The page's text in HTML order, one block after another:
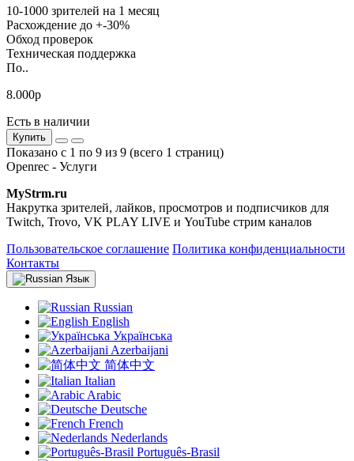
10-1000 зрителей на 1 месяц
Расхождение до +-30%
Обход проверок
Техническая поддержка
По..
8.000р
Есть в наличии
Купить
Показано с 1 по 9 из 9 (всего 1 страниц)
Openrec - Услуги
MyStrm.ru
Накрутка зрителей, лайков, просмотров и подписчиков для
Twitch, Trovo, VK PLAY LIVE и YouTube стрим каналов
Пользовательское соглашение Политика конфиденциальности
Контакты
Язык
Russian
English
Українська
Azerbaijani
简体中文
Italian
Arabic
Deutsche
French
Nederlands
Português-Brasil